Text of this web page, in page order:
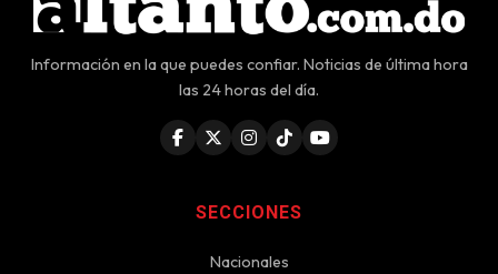
Información en la que puedes confiar. Noticias de última hora
las 24 horas del día.
SECCIONES
Nacionales